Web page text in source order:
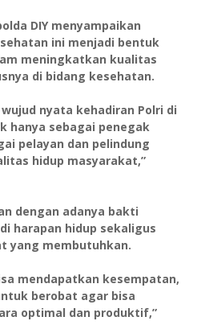
DIY menyampaikan
ini menjadi bentuk
meningkatkan kualitas
di bidang kesehatan.
nyata kehadiran Polri di
hanya sebagai penegak
pelayan dan pelindung
hidup masyarakat,”
dengan adanya bakti
harapan hidup sekaligus
yang membutuhkan.
mendapatkan kesempatan,
berobat agar bisa
optimal dan produktif,”